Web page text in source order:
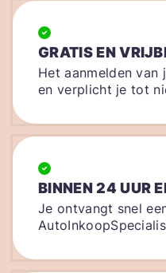
GRATIS EN
Het aanmelden
en verplicht je tot
BINNEN 24 UUR
Je ontvangt snel